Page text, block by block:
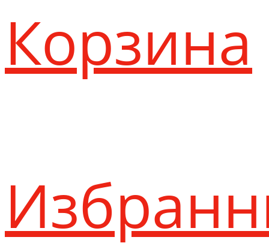
Корзина